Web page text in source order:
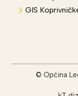
GIS
© Općina